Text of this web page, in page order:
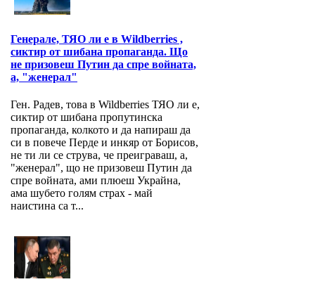
Генерале, ТЯО ли е в Wildberries ,
сиктир от шибана пропаганда. Що
не призовеш Путин да спре войната,
а, "женерал"
Ген. Радев, това в Wildberries ТЯО ли е,
сиктир от шибана пропутинска
пропаганда, колкото и да напираш да
си в повече Перде и инкяр от Борисов,
не ти ли се струва, че преиграваш, а,
"женерал", що не призовеш Путин да
спре войната, ами плюеш Украйна,
ама шубето голям страх - май
наистина са т...